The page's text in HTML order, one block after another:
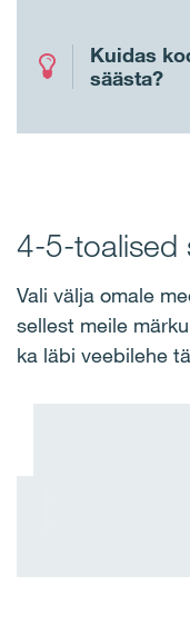
Kuidas
säästa?
4-5-toalised
Vali välja omale
sellest meile
ka läbi veebilehe